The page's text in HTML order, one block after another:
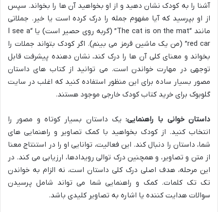
آشنا را به کودک نشان دهید و از او بخواهید آن ها را بخواند. سپس
از او بپرسید که آیا مفهوم جمله را درک کرده است یا خیر. جملاتی
مانند “The cat is on the mat” (گربه روی حصیر است) یا “I see a
red car” (من یک ماشین قرمز می بینم). اگر کودک بتواند جملات را
بخواند و معنای کلی آن ها را درک کند، نشان دهنده پیشرفت قابل
توجهی در مهارت خواندن است. می توانید از کتاب های داستان
مصور بسیار ساده برای این منظور استفاده کنید که اغلب در سایت
گلوبوک برای خرید کتاب کودک خارجی موجود هستند.
داستان خوانی با راهنمایی:یک داستان بسیار کوتاه و مصور را
انتخاب کنید. از کودک بخواهید با کمک تصاویر و راهنمایی های
شما، داستان را دنبال کند. این فعالیت، توانایی او را در استنتاج معنا
از متن و تصاویر، و همچنین درک توالی رویدادها، ارزیابی می کند. در
این مرحله، هدف اصلی درک کلی داستان است، نه الزام به خواندن
تک تک کلمات. کمک و راهنمایی شما می تواند شامل پرسیدن
سوالات هدایت کننده یا اشاره به تصاویر کلیدی باشد.